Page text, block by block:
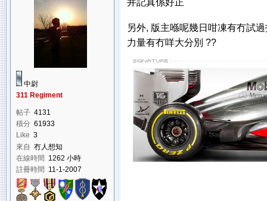
中尉
311 Regiment
帖子 4131
積分 61933
Like 3
來自 冇人想知
在線時間 1262 小時
註冊時間
11-1-2007
井記真係好正
另外, 版主喺呢幾日咁凍有冇試
力量有冇咩大分別 ??